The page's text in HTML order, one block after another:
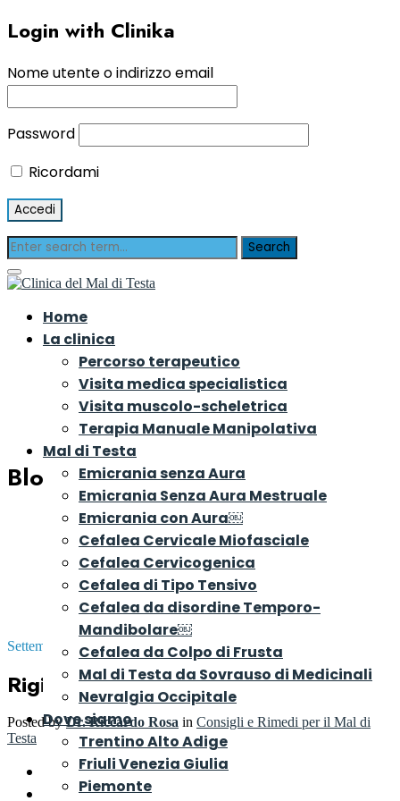
Login with Clinika
Nome utente o indirizzo email
Password
Ricordami
Home
La clinica
Percorso terapeutico
Visita medica specialistica
Visita muscolo-scheletrica
Terapia Manuale Manipolativa
Mal di Testa
Emicrania senza Aura
Emicrania Senza Aura Mestruale
Emicrania con Aura￼
Cefalea Cervicale Miofasciale
Cefalea Cervicogenica
Cefalea di Tipo Tensivo
Cefalea da disordine Temporo-
Mandibolare￼
Cefalea da Colpo di Frusta
Mal di Testa da Sovrauso di Medicinali
Nevralgia Occipitale
Dove siamo
Trentino Alto Adige
Friuli Venezia Giulia
Piemonte
Blog
Settembre 12, 2024
Rigidità cervicale cause e rimedi
Posted byDr. Riccardo Rosa in Consigli e Rimedi per il Mal di
Testa
Cos’è la rigidità cervicale
Cause e sintomi